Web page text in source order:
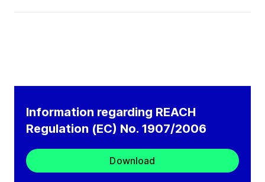
Information regarding REACH
Regulation (EC) No. 1907/2006
Download